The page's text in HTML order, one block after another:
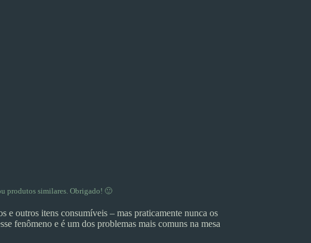
produtos similares. Obrigado! 🙂
e outros itens consumíveis – mas praticamente nunca os
fenômeno e é um dos problemas mais comuns na mesa